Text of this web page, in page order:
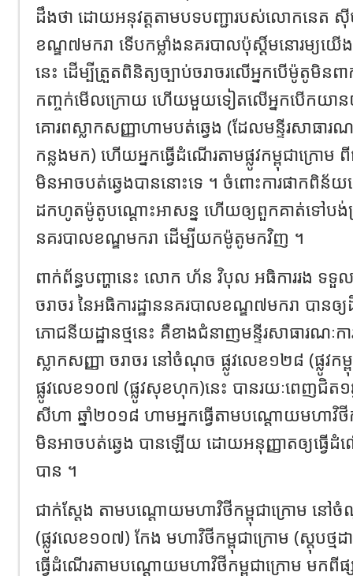
ដឹងថា ដោយអនុវត្តតាមបទបញ្ជារបស់លោកនេត
ខណ្ឌ៧មករា ទើបកម្លាំងនគរបាលប៉ុស្តិ៍មនោរម្យ
នេះ ដើម្បីត្រួតពិនិត្យច្បាប់ចរាចរលើអ្នកបើម៉ូតូមិន
កញ្ចក់មើលក្រោយ ហើយមួយទៀតលើអ្នកបើកយាន
គោរពស្លាកសញ្ញាហាមបត់ឆ្វេង (ដែលមន្ទីរសាធារ
កន្លងមក) ហើយអ្នកធ្វើដំណើរតាមផ្លូវកម្ពុជាក្រោម
មិនអាចបត់ឆ្វេងបាននោះទេ ។ ចំពោះការផាកពិន័
ដកហូតម៉ូតូបណ្តោះអាសន្ន ហើយឲ្យពួកគាត់ទៅបង់ប្
នគរបាលខណ្ឌមករា ដើម្បីយកម៉ូតូមកវិញ ។
ពាក់ព័ន្ធបញ្ហានេះ លោក ហ័ន វិបុល អធិការរង ទទួ
ចរាចរ នៃអធិការដ្ឋាននគរបាលខណ្ឌ៧មករា បា
ភោជនីយដ្ឋានថ្មនេះ គឺខាងជំនាញមន្ទីរសាធារណៈក
ស្លាកសញ្ញា ចរាចរ នៅចំណុច ផ្លូវលេខ១២៨ (ផ្លូវកម្
ផ្លូវលេខ១០៧ (ផ្លូវសុខហុក)នេះ បានរយៈពេញជិត
សីហា ឆ្នាំ២០១៨ ហាមអ្នកធ្វើតាមបណ្ដោយមហាវិថីក
មិនអាចបត់ឆ្វេង បានឡើយ ដោយអនុញ្ញាតឲ្យធ្វើ
បាន ។
ជាក់ស្ដែង តាមបណ្ដោយមហាវិថីកម្ពុជាក្រោម ន
(ផ្លូវលេខ១០៧) កែង មហាវិថីកម្ពុជាក្រោម (ស្តុបថ្ម
ធ្វើដំណើរតាមបណ្ដោយមហាវិថីកម្ពុជាក្រោម មកពីផ្ស